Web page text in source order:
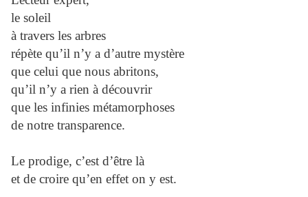
le soleil
à travers les arbres
répète qu’il n’y a d’autre mystère
que celui que nous abritons,
qu’il n’y a rien à découvrir
que les infinies métamorphoses
de notre transparence.
Le prodige, c’est d’être là
et de croire qu’en effet on y est.